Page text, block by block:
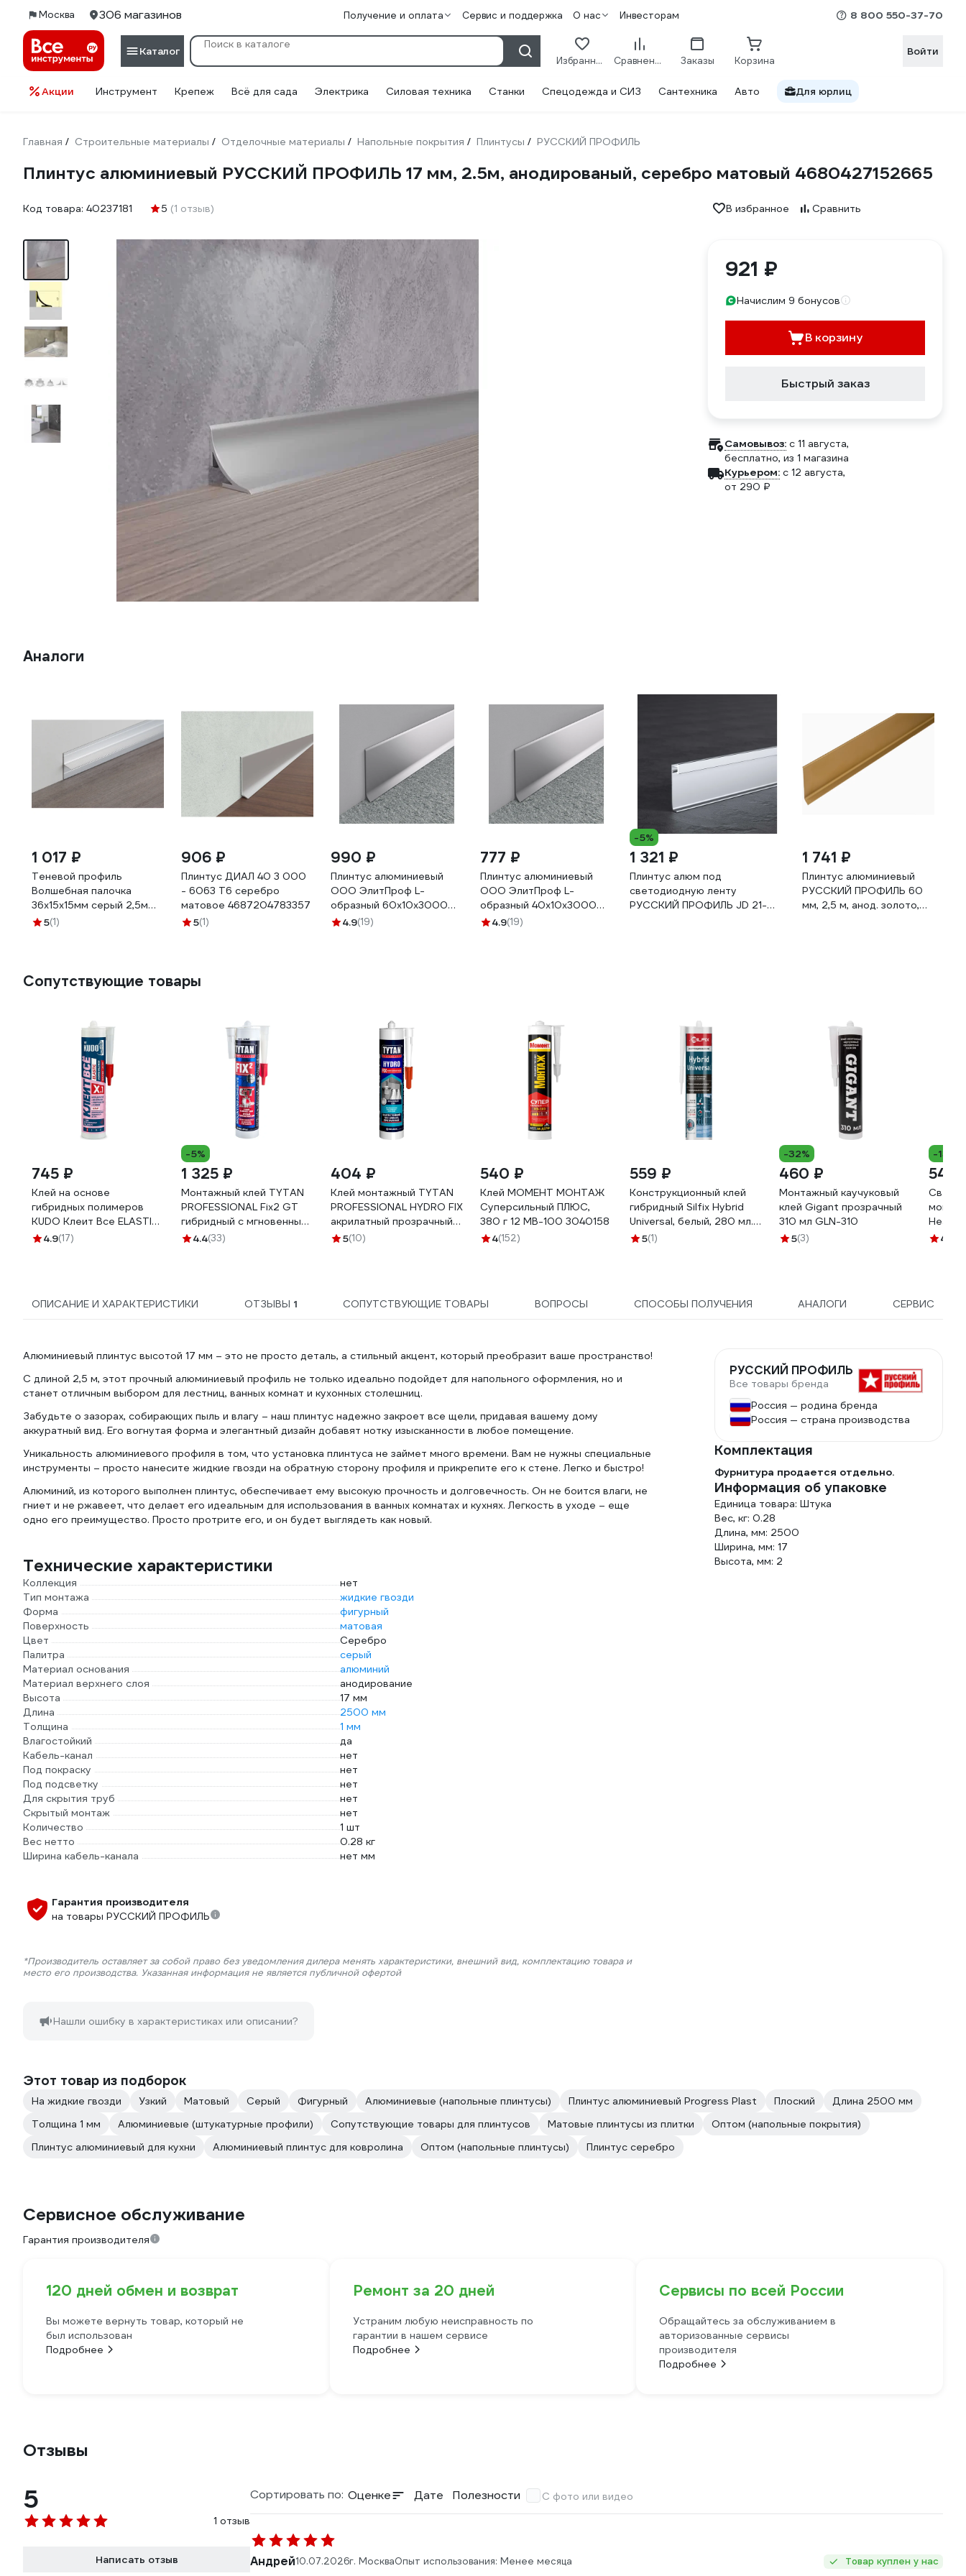
Москва 306 магазинов Получение и оплата Сервис и поддержка О нас Инвесторам 8 800 550-37-70
Каталог
Избранное Сравнение Заказы Корзина
Войти
Акции Инструмент Крепеж Всё для сада Электрика Силовая техника Станки Спецодежда и СИЗ Сантехника Авто Для юрлиц
Главная / Строительные материалы / Отделочные материалы / Напольные покрытия / Плинтусы / РУССКИЙ ПРОФИЛЬ
Плинтус алюминиевый РУССКИЙ ПРОФИЛЬ 17 мм, 2.5м, анодированый, серебро матовый 4680427152665
Код товара: 40237181 5 (1 отзыв) В избранное Сравнить
921 ₽
Начислим 9 бонусов
В корзину
Быстрый заказ
Самовывоз: c 11 августа,
бесплатно, из 1 магазина
Курьером: c 12 августа,
от 290 ₽
Аналоги
1 017 ₽
Теневой профиль
Волшебная палочка
36x15x15мм серый 2,5м
УТ000074831
5(1)
906 ₽
Плинтус ДИАЛ 40 3 000
- 6063 Т6 серебро
матовое 4687204783357
5(1)
990 ₽
Плинтус алюминиевый
ООО ЭлитПроф L-
образный 60х10х3000
мм, анодированное4.9(19)
777 ₽
Плинтус алюминиевый
ООО ЭлитПроф L-
образный 40х10х3000
мм, анодированное4.9(19)
-5%
1 321 ₽
Плинтус алюм под
светодиодную ленту
РУССКИЙ ПРОФИЛЬ JD 21-
1 741 ₽
Плинтус алюминиевый
РУССКИЙ ПРОФИЛЬ 60
мм, 2,5 м, анод. золото,
Сопутствующие товары
745 ₽
Клей на основе
гибридных полимеров
KUDO Клеит Все ELASTIС
белый, 280 мл KX-1W
4.9(17)
-5%
1 325 ₽
Монтажный клей TYTAN
PROFESSIONAL Fix2 GT
гибридный с мгновенным
начальным схватыванием,
4.4(33)
404 ₽
Клей монтажный TYTAN
PROFESSIONAL HYDRO FIX
акрилатный прозрачный
310 мл 274655
5(10)
540 ₽
Клей МОМЕНТ МОНТАЖ
Суперсильный ПЛЮС,
380 г 12 МB-100 3040158
4(152)
559 ₽
Конструкционный клей
гибридный Silfix Hybrid
Universal, белый, 280 мл.
SHUW280
5(1)
-32%
460 ₽
Монтажный каучуковый
клей Gigant прозрачный
310 мл GLN-310
5(3)
-13%
540
Heavy
4.6
ОПИСАНИЕ И ХАРАКТЕРИСТИКИ ОТЗЫВЫ 1 СОПУТСТВУЮЩИЕ ТОВАРЫ ВОПРОСЫ СПОСОБЫ ПОЛУЧЕНИЯ АНАЛОГИ СЕРВИС
Алюминиевый плинтус высотой 17 мм – это не просто деталь, а стильный акцент, который преобразит ваше пространство!
С длиной 2,5 м, этот прочный алюминиевый профиль не только идеально подойдет для напольного оформления, но и
станет отличным выбором для лестниц, ванных комнат и кухонных столешниц.
Забудьте о зазорах, собирающих пыль и влагу – наш плинтус надежно закроет все щели, придавая вашему дому
аккуратный вид. Его вогнутая форма и элегантный дизайн добавят нотку изысканности в любое помещение.
Уникальность алюминиевого профиля в том, что установка плинтуса не займет много времени. Вам не нужны специальные
инструменты – просто нанесите жидкие гвозди на обратную сторону профиля и прикрепите его к стене. Легко и быстро!
Алюминий, из которого выполнен плинтус, обеспечивает ему высокую прочность и долговечность. Он не боится влаги, не
гниет и не ржавеет, что делает его идеальным для использования в ванных комнатах и кухнях. Легкость в уходе – еще
одно его преимущество. Просто протрите его, и он будет выглядеть как новый.
Технические характеристики
Коллекция
нет
Тип монтажа
жидкие гвозди
Форма
фигурный
Поверхность
матовая
Цвет
Серебро
Палитра
серый
Материал основания
алюминий
Материал верхнего слоя
анодирование
Высота
17 мм
Длина
2500 мм
Толщина
1 мм
Влагостойкий
да
Кабель-канал
нет
Под покраску
нет
Под подсветку
нет
Для скрытия труб
нет
Скрытый монтаж
нет
Количество
1 шт
Вес нетто
0.28 кг
Ширина кабель-канала
нет мм
Гарантия производителя
на товары РУССКИЙ ПРОФИЛЬ
*Производитель оставляет за собой право без уведомления дилера менять характеристики, внешний вид, комплектацию товара и
место его производства. Указанная информация не является публичной офертой
Нашли ошибку в характеристиках или описании?
РУССКИЙ ПРОФИЛЬ
Все товары бренда
Россия — родина бренда
Россия — страна производства
Комплектация
Фурнитура продается отдельно.
Информация об упаковке
Единица товара: Штука
Вес, кг: 0.28
Длина, мм: 2500
Ширина, мм: 17
Высота, мм: 2
Этот товар из подборок
На жидкие гвозди Узкий Матовый Серый Фигурный Алюминиевые (напольные плинтусы) Плинтус алюминиевый Progress Plast Плоский
Длина 2500 мм
Толщина 1 мм
Алюминиевые (штукатурные профили) Сопутствующие товары для плинтусов Матовые плинтусы из плитки
Оптом (напольные покрытия)
Плинтус алюминиевый для кухни
Алюминиевый плинтус для ковролина Оптом (напольные плинтусы) Плинтус серебро
Сервисное обслуживание
Гарантия производителя
120 дней обмен и возврат
Вы можете вернуть товар, который не
был использован
Подробнее
Ремонт за 20 дней
Устраним любую неисправность по
гарантии в нашем сервисе
Подробнее
Сервисы по всей России
Обращайтесь за обслуживанием в
авторизованные сервисы
производителя
Подробнее
Отзывы
5
1 отзыв
Написать отзыв
Сортировать по: Оценке Дате Полезности С фото или видео
Андрей10.07.2026г. МоскваОпыт использования: Менее месяца Товар куплен у нас